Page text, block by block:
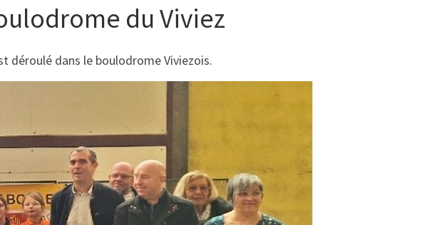
du Viviez
déroulé dans le boulodrome Viviezois.